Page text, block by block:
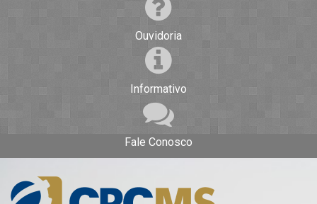
Ouvidoria
Informativo
Fale Conosco